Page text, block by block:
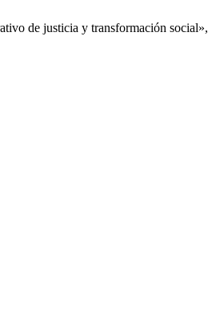
de justicia y transformación social»,